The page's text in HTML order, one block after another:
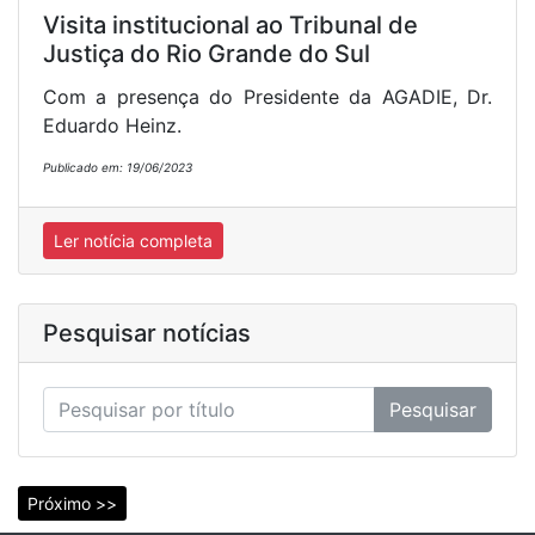
Visita institucional ao Tribunal de
Justiça do Rio Grande do Sul
Com a presença do Presidente da AGADIE, Dr.
Eduardo Heinz.
Publicado em: 19/06/2023
Ler notícia completa
Pesquisar notícias
Pesquisar